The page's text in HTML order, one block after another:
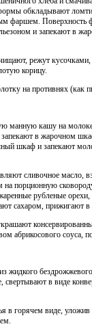
обкладывают
фаршем. Поверхность
и запекают в
режут
корицу.
на противнях (как
манную кашу на
в жарочном
шкаф и запекают
сливочное масло,
на порционную
рубленые
сахаром, прижигают
абрикосового соуса,
жидкого
свертывают в виде
в горячем виде,